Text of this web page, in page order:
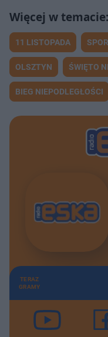
11 LISTOPADA
OLSZTYN ŚWIĘTO
BIEG NIEPODLEGŁOŚCI
TERAZ
GRAMY